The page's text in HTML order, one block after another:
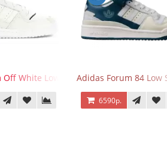
Off White Low White BlackAdidas Forum 84 Low
6590р.